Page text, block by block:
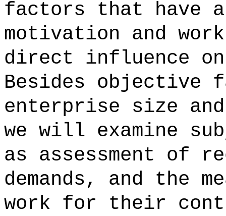
factors that have
motivation and
direct influence on
Besides objective
enterprise size
we will examine
as assessment of
demands, and the
work for their